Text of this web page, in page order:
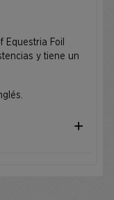
Equestria Foil
y tiene un